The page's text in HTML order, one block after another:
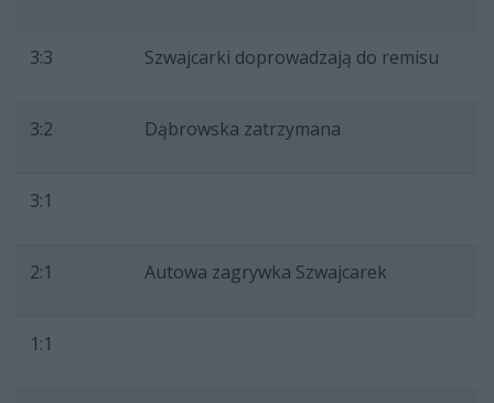
3:3 Szwajcarki doprowadzają do remisu
3:2 Dąbrowska zatrzymana
3:1
2:1 Autowa zagrywka Szwajcarek
1:1